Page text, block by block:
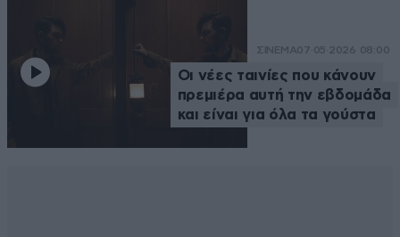
ΣΙΝΕΜΑ07·05·2026 08:00
Οι νέες ταινίες που κάνουν
πρεμιέρα αυτή την εβδομάδα
και είναι για όλα τα γούστα